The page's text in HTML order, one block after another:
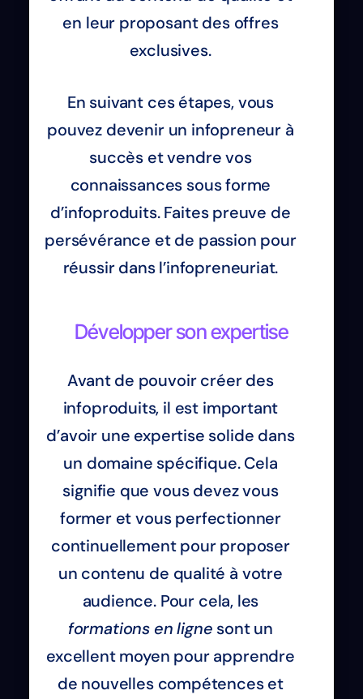
en leur proposant des offres
exclusives.
En suivant ces étapes, vous
pouvez devenir un infopreneur à
succès et vendre vos
connaissances sous forme
d’infoproduits. Faites preuve de
persévérance et de passion pour
réussir dans l’infopreneuriat.
Développer son expertise
Avant de pouvoir créer des
infoproduits, il est important
d’avoir une expertise solide dans
un domaine spécifique. Cela
signifie que vous devez vous
former et vous perfectionner
continuellement pour proposer
un contenu de qualité à votre
audience. Pour cela, les
formations en ligne sont un
excellent moyen pour apprendre
de nouvelles compétences et